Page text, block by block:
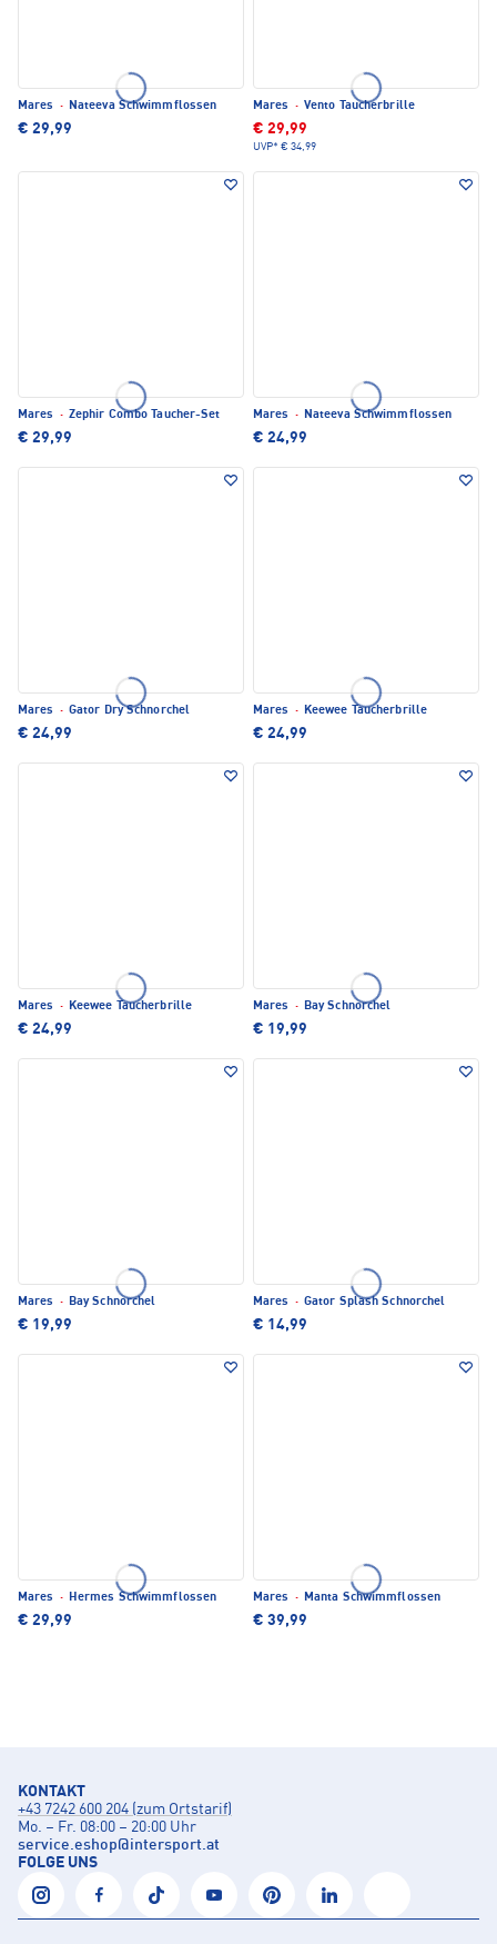
Mares · Nateeva Schwimmflossen
€ 29,99
Mares · Vento Taucherbrille
€ 29,99
UVP* € 34,99
Mares · Zephir Combo Taucher-Set
€ 29,99
Mares · Nateeva Schwimmflossen
€ 24,99
Mares · Gator Dry Schnorchel
€ 24,99
Mares · Keewee Taucherbrille
€ 24,99
Mares · Keewee Taucherbrille
€ 24,99
Mares · Bay Schnorchel
€ 19,99
Mares · Bay Schnorchel
€ 19,99
Mares · Gator Splash Schnorchel
€ 14,99
Mares · Hermes Schwimmflossen
€ 29,99
Mares · Manta Schwimmflossen
€ 39,99
KONTAKT
+43 7242 600 204 (zum Ortstarif)
Mo. – Fr. 08:00 – 20:00 Uhr
service.eshop@intersport.at
FOLGE UNS